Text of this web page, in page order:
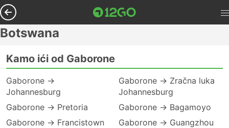
Botswana
Kamo ići od Gaborone
Gaborone →
Johannesburg
Gaborone → Pretoria
Gaborone → Francistown
Gaborone → Zračna luka
Johannesburg
Gaborone → Bagamoyo
Gaborone → Guangzhou